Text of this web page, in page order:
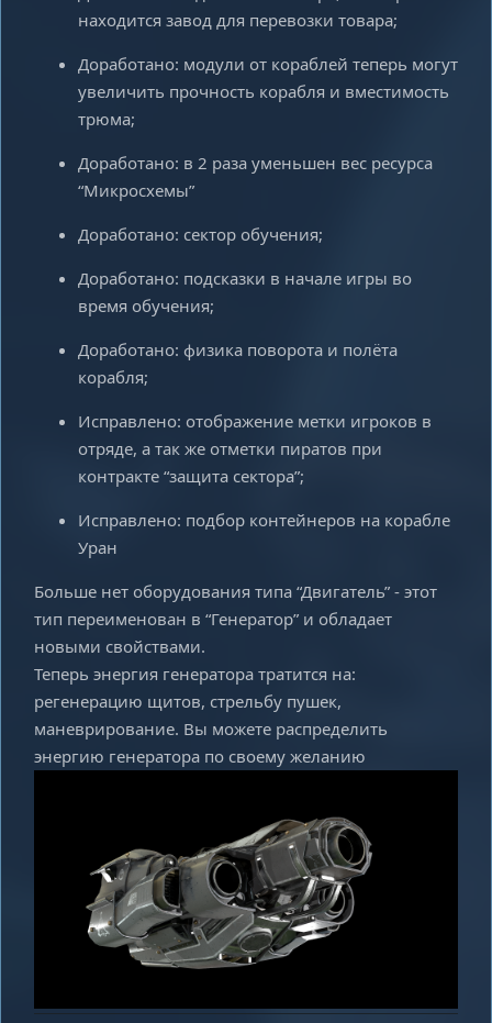
находится завод для перевозки товара;
Доработано: модули от кораблей теперь могут
увеличить прочность корабля и вместимость
трюма;
Доработано: в 2 раза уменьшен вес ресурса
“Микросхемы”
Доработано: сектор обучения;
Доработано: подсказки в начале игры во
время обучения;
Доработано: физика поворота и полёта
корабля;
Исправлено: отображение метки игроков в
отряде, а так же отметки пиратов при
контракте “защита сектора”;
Исправлено: подбор контейнеров на корабле
Уран
Больше нет оборудования типа “Двигатель” - этот
тип переименован в “Генератор” и обладает
новыми свойствами.
Теперь энергия генератора тратится на:
регенерацию щитов, стрельбу пушек,
маневрирование. Вы можете распределить
энергию генератора по своему желанию